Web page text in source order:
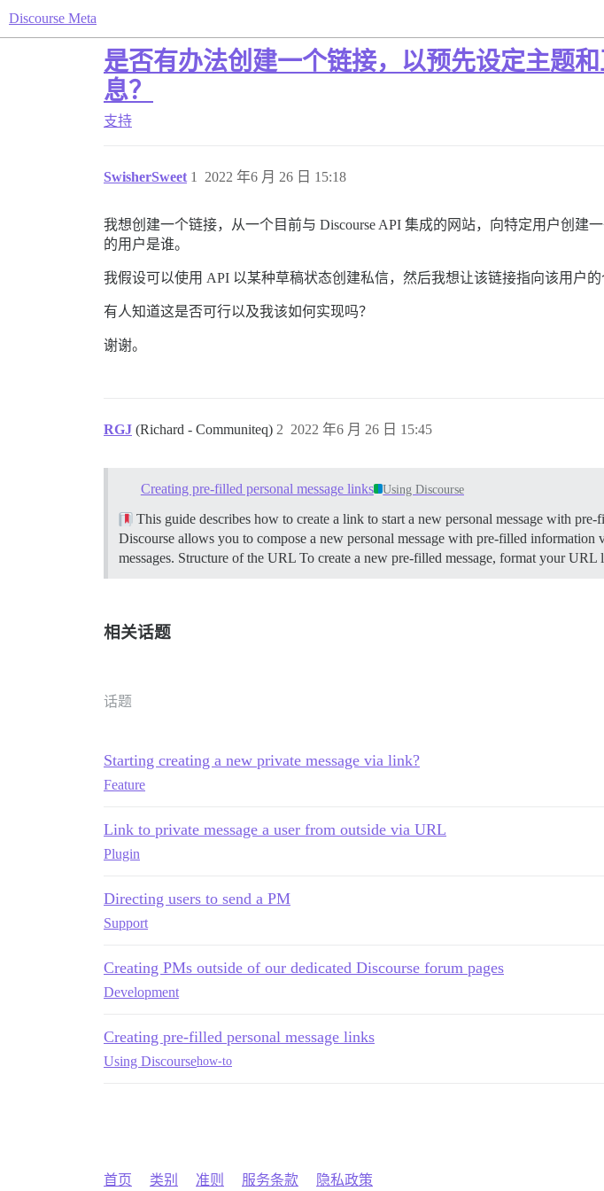
Discourse Meta
是否有办法创建一个链接，以预先设定主题
息？
支持
SwisherSweet 2022 年6 月 26 日 15:18
1
我想创建一个链接，从一个目前与 Discourse API 集成的网站，向特定用户创
的用户是谁。
我假设可以使用 API 以某种草稿状态创建私信，然后我想让该链接指向该用户的
有人知道这是否可行以及我该如何实现吗？
谢谢。
RGJ (Richard - Communiteq) 2022 年6 月 26 日 15:45
2
Creating pre-filled personal message links Using Discourse
This guide describes how to create a link to start a new personal message with
Discourse allows you to compose a new personal message with pre-filled
messages. Structure of the URL To create a new pre-filled message, format your
相关话题
话题
Starting creating a new private message via link?
Feature
Link to private message a user from outside via URL
Plugin
Directing users to send a PM
Support
Creating PMs outside of our dedicated Discourse forum pages
Development
Creating pre-filled personal message links
Using Discoursehow-to
首页 类别 准则 服务条款 隐私政策